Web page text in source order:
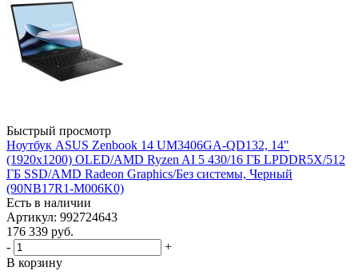
Быстрый просмотр
Ноутбук ASUS Zenbook 14 UM3406GA-QD132, 14"
(1920x1200) OLED/AMD Ryzen AI 5 430/16 ГБ LPDDR5X/512
ГБ SSD/AMD Radeon Graphics/Без системы, Черный
(90NB17R1-M006K0)
Есть в наличии
Артикул: 992724643
176 339 руб.
-
+
В корзину